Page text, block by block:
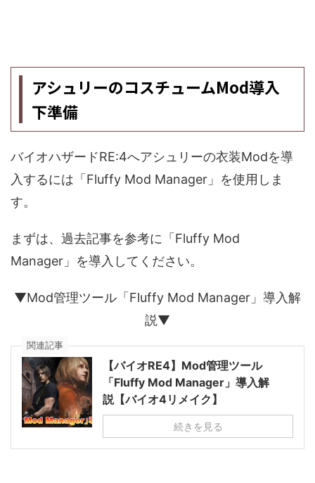
アシュリーのコスチュームMod導入
下準備
バイオハザードRE:4へアシュリーの衣装Modを導
入するには「Fluffy Mod Manager」を使用しま
す。
まずは、過去記事を参考に「Fluffy Mod
Manager」を導入してください。
▼Mod管理ツール「Fluffy Mod Manager」導入解
説▼
関連記事
【バイオRE4】Mod管理ツール
「Fluffy Mod Manager」導入解
説【バイオ4リメイク】
続きを見る